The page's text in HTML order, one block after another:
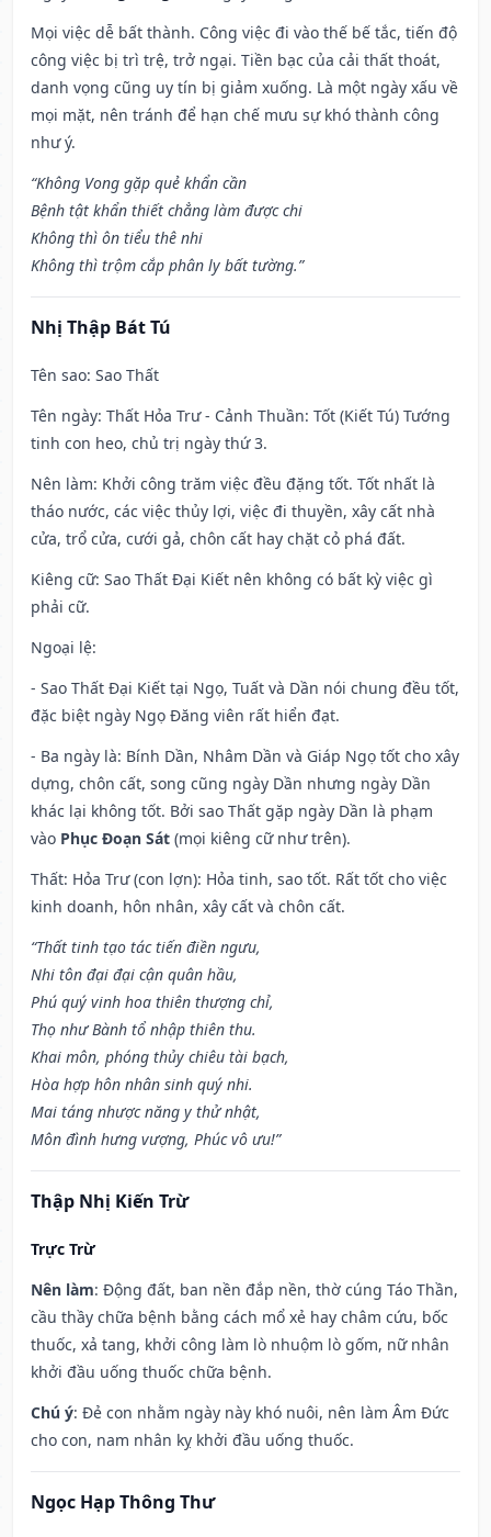
Mọi việc dễ bất thành. Công việc đi vào thế bế tắc, tiến độ
công việc bị trì trệ, trở ngại. Tiền bạc của cải thất thoát,
danh vọng cũng uy tín bị giảm xuống. Là một ngày xấu về
mọi mặt, nên tránh để hạn chế mưu sự khó thành công
như ý.
“Không Vong gặp quẻ khẩn cần
Bệnh tật khẩn thiết chẳng làm được chi
Không thì ôn tiểu thê nhi
Không thì trộm cắp phân ly bất tường.”
Nhị Thập Bát Tú
Tên sao: Sao Thất
Tên ngày: Thất Hỏa Trư - Cảnh Thuần: Tốt (Kiết Tú) Tướng
tinh con heo, chủ trị ngày thứ 3.
Nên làm: Khởi công trăm việc đều đặng tốt. Tốt nhất là
tháo nước, các việc thủy lợi, việc đi thuyền, xây cất nhà
cửa, trổ cửa, cưới gả, chôn cất hay chặt cỏ phá đất.
Kiêng cữ: Sao Thất Đại Kiết nên không có bất kỳ việc gì
phải cữ.
Ngoại lệ:
- Sao Thất Đại Kiết tại Ngọ, Tuất và Dần nói chung đều tốt,
đặc biệt ngày Ngọ Đăng viên rất hiển đạt.
- Ba ngày là: Bính Dần, Nhâm Dần và Giáp Ngọ tốt cho xây
dựng, chôn cất, song cũng ngày Dần nhưng ngày Dần
khác lại không tốt. Bởi sao Thất gặp ngày Dần là phạm
vào Phục Đoạn Sát (mọi kiêng cữ như trên).
Thất: Hỏa Trư (con lợn): Hỏa tinh, sao tốt. Rất tốt cho việc
kinh doanh, hôn nhân, xây cất và chôn cất.
“Thất tinh tạo tác tiến điền ngưu,
Nhi tôn đại đại cận quân hầu,
Phú quý vinh hoa thiên thượng chỉ,
Thọ như Bành tổ nhập thiên thu.
Khai môn, phóng thủy chiêu tài bạch,
Hòa hợp hôn nhân sinh quý nhi.
Mai táng nhược năng y thử nhật,
Môn đình hưng vượng, Phúc vô ưu!”
Thập Nhị Kiến Trừ
Trực Trừ
Nên làm: Động đất, ban nền đắp nền, thờ cúng Táo Thần,
cầu thầy chữa bệnh bằng cách mổ xẻ hay châm cứu, bốc
thuốc, xả tang, khởi công làm lò nhuộm lò gốm, nữ nhân
khởi đầu uống thuốc chữa bệnh.
Chú ý: Đẻ con nhằm ngày này khó nuôi, nên làm Âm Đức
cho con, nam nhân kỵ khởi đầu uống thuốc.
Ngọc Hạp Thông Thư